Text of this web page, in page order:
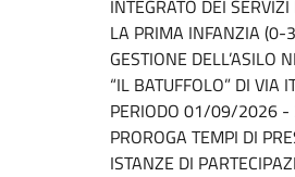
INTEGRATO DEI
LA PRIMA INFANZIA (0-
GESTIONE DELL’ASILO
“IL BATUFFOLO” DI VIA
PERIODO 01/09/2026
PROROGA TEMPI DI
ISTANZE DI